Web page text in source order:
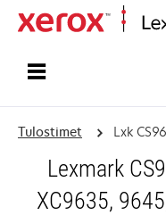
Tulostimet Lxk
Lexmark
XC9635,